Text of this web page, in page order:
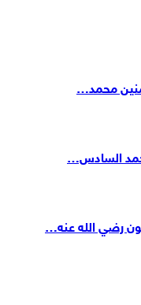
محمد…
محمد السادس…
رضي الله عنه…